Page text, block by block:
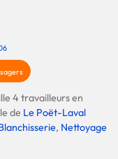
4 travailleurs en
de Le Poët-Laval
, Nettoyage